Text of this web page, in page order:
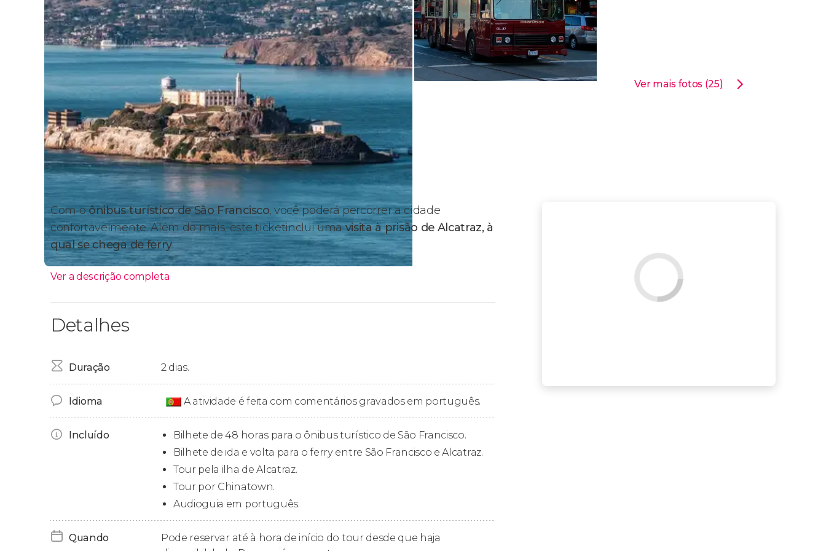
Ver mais fotos (25)
Com oônibus turístico de São Francisco, você poderá percorrer a cidade
confortavelmente. Além do mais, este ticketinclui umavisita à prisão de Alcatraz, à
qual se chega de ferry.
Este bilhete é uma opção perfeita para visitar São Francisco, pois inclui um bilhete de um
Ônibus turístico de São Francisco
diferentes paradas incluídas no
ônibus turístico de São Francisco . No link anterior, você
pode verificar todas as vantagens
da opção de dois dias
Visita a Alcatraz
só de São Francisco, mas de todos os Estados Unidos. O bilhete inclui uma passagem de ida
e volta para
a balsa para Alcatraz . Ela parte do Cais 33 em Fishermans Wharf.
Ver a descrição completa
Detalhes
Duração 2 dias.
Idioma A atividade é feita com comentários gravados em português.
Incluído
Bilhete de 48 horas para o ônibus turístico de São Francisco.
Bilhete de ida e volta para o ferry entre São Francisco e Alcatraz.
Tour pela ilha de Alcatraz.
Tour por Chinatown.
Audioguia em português.
Quando
Pode reservar até à hora de início do tour desde que haja